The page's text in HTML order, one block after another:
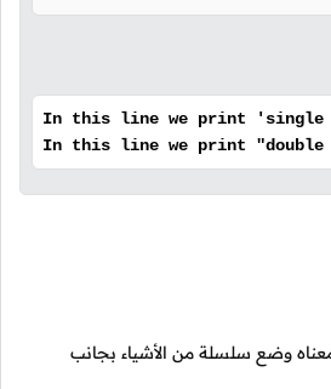
In this line we print 'single
In this line we print "double
وضع سلسلة من الأشياء بجانب